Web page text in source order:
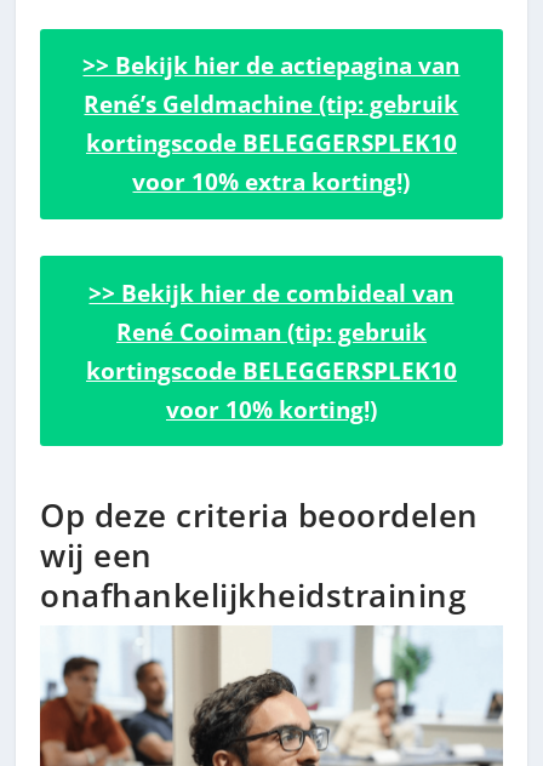
>> Bekijk hier de actiepagina van
René’s Geldmachine (tip: gebruik
kortingscode BELEGGERSPLEK10
voor 10% extra korting!)
>> Bekijk hier de combideal van
René Cooiman (tip: gebruik
kortingscode BELEGGERSPLEK10
voor 10% korting!)
Op deze criteria beoordelen
wij een
onafhankelijkheidstraining